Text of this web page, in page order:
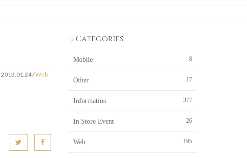
2013.01.24/Web
Categories
Mobile 8
Other 17
Information 377
In Store Event 26
Web 195